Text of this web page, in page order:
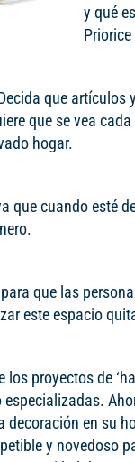
y qué
que
que se vea
hogar.
que cuando esté
que las
este espacio
proyectos de
en su
y novedoso